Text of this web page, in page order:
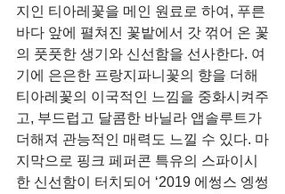
지인 티아레꽃을 메인 원료로 하여, 푸른
바다 앞에 펼쳐진 꽃밭에서 갓 꺾어 온 꽃
의 풋풋한 생기와 신선함을 선사한다. 여
기에 은은한 프랑지파니꽃의 향을 더해
티아레꽃의 이국적인 느낌을 중화시켜주
고, 부드럽고 달콤한 바닐라 앱솔루트가
더해져 관능적인 매력도 느낄 수 있다. 마
지막으로 핑크 페퍼콘 특유의 스파이시
한 신선함이 터치되어 ‘2019 에썽스 엥썽